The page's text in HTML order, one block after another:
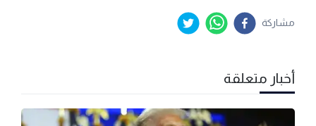
مشاركة
أخبار متعلقة